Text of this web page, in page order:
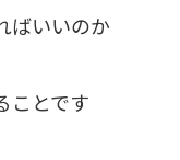
ばいいのか
ことです